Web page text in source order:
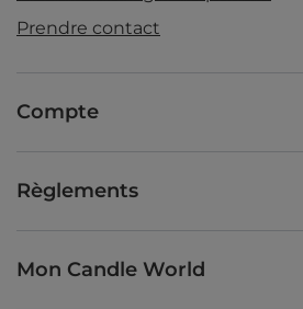
Prendre contact
Compte
Règlements
Mon Candle World